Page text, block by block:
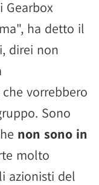
Gearbox
ha detto il
direi non
vorrebbero
Sono
non sono in
molto
azionisti del